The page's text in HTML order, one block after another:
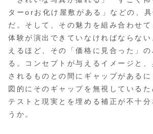
ターorお化け屋敷がある」などの、
だ。そして、その魅力を組み合わせて
体験が演出できていなければならな
えるほど、その「価格に見合った」
る。コンセプトが与えるイメージと
されるものとの間にギャップがある
図的にそのギャップを無視しているた
テストと現実とを埋める補正が不十分
うか。